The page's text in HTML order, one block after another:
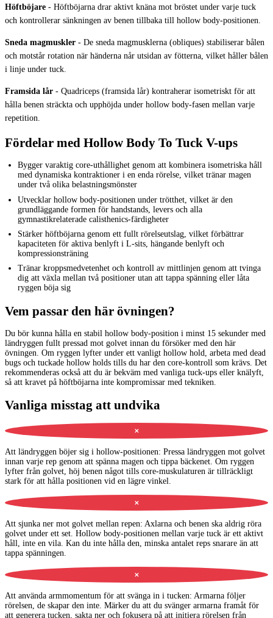
Höftböjare - Höftböjarna drar aktivt knäna mot bröstet under varje tuck
och kontrollerar sänkningen av benen tillbaka till hollow body-positionen.
Sneda magmuskler - De sneda magmusklerna (obliques) stabiliserar bålen
och motstår rotation när händerna når utsidan av fötterna, vilket håller bålen
i linje under tuck.
Framsida lår - Quadriceps (framsida lår) kontraherar isometriskt för att
hålla benen sträckta och upphöjda under hollow body-fasen mellan varje
repetition.
Fördelar med Hollow Body To Tuck V-ups
Bygger varaktig core-uthållighet genom att kombinera isometriska håll
med dynamiska kontraktioner i en enda rörelse, vilket tränar magen
under två olika belastningsmönster
Utvecklar hollow body-positionen under trötthet, vilket är den
grundläggande formen för handstands, levers och alla
gymnastikrelaterade calisthenics-färdigheter
Stärker höftböjarna genom ett fullt rörelseutslag, vilket förbättrar
kapaciteten för aktiva benlyft i L-sits, hängande benlyft och
kompressionsträning
Tränar kroppsmedvetenhet och kontroll av mittlinjen genom att tvinga
dig att växla mellan två positioner utan att tappa spänning eller låta
ryggen böja sig
Vem passar den här övningen?
Du bör kunna hålla en stabil hollow body-position i minst 15 sekunder med
ländryggen fullt pressad mot golvet innan du försöker med den här
övningen. Om ryggen lyfter under ett vanligt hollow hold, arbeta med dead
bugs och tuckade hollow holds tills du har den core-kontroll som krävs. Det
rekommenderas också att du är bekväm med vanliga tuck-ups eller knälyft,
så att kravet på höftböjarna inte kompromissar med tekniken.
Vanliga misstag att undvika
✕
Att ländryggen böjer sig i hollow-positionen: Pressa ländryggen mot golvet
innan varje rep genom att spänna magen och tippa bäckenet. Om ryggen
lyfter från golvet, höj benen något tills core-muskulaturen är tillräckligt
stark för att hålla positionen vid en lägre vinkel.
✕
Att sjunka ner mot golvet mellan repen: Axlarna och benen ska aldrig röra
golvet under ett set. Hollow body-positionen mellan varje tuck är ett aktivt
håll, inte en vila. Kan du inte hålla den, minska antalet reps snarare än att
tappa spänningen.
✕
Att använda armmomentum för att svänga in i tucken: Armarna följer
rörelsen, de skapar den inte. Märker du att du svänger armarna framåt för
att generera tucken, sakta ner och fokusera på att initiera rörelsen från